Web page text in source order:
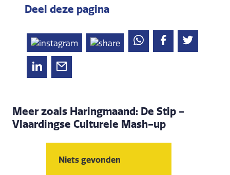
Deel deze pagina
Meer zoals Haringmaand: De Stip -
Vlaardingse Culturele Mash-up
Niets gevonden